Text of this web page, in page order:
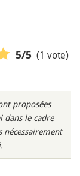
5/5 (1 vote)
proposées
dans le cadre
nécessairement